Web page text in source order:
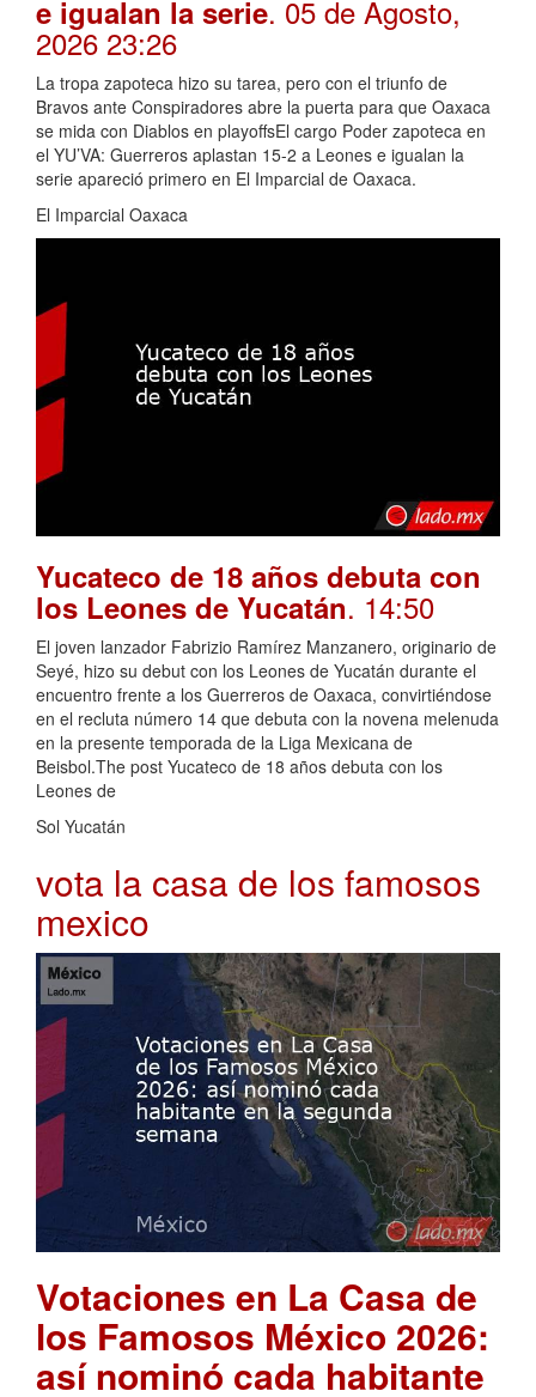
e igualan la serie. 05 de Agosto,
2026 23:26
La tropa zapoteca hizo su tarea, pero con el triunfo de
Bravos ante Conspiradores abre la puerta para que Oaxaca
se mida con Diablos en playoffsEl cargo Poder zapoteca en
el YU’VA: Guerreros aplastan 15-2 a Leones e igualan la
serie apareció primero en El Imparcial de Oaxaca.
El Imparcial Oaxaca
Yucateco de 18 años debuta con
los Leones de Yucatán. 14:50
El joven lanzador Fabrizio Ramírez Manzanero, originario de
Seyé, hizo su debut con los Leones de Yucatán durante el
encuentro frente a los Guerreros de Oaxaca, convirtiéndose
en el recluta número 14 que debuta con la novena melenuda
en la presente temporada de la Liga Mexicana de
Beisbol.The post Yucateco de 18 años debuta con los
Leones de
Sol Yucatán
vota la casa de los famosos
mexico
Votaciones en La Casa de
los Famosos México 2026:
así nominó cada habitante